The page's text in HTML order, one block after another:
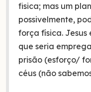
fisica; mas um
possivelmente,
força física.
que seria
prisão (esforço/
céus (não